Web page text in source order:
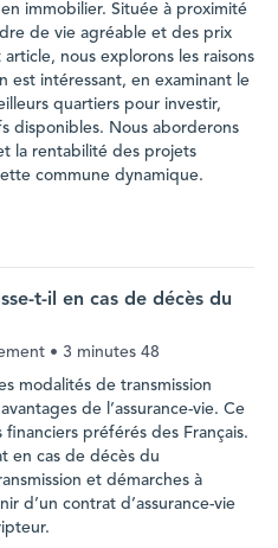
immobilier. Située à proximité
de vie agréable et des prix
nous explorons les raisons
est intéressant, en examinant le
quartiers pour investir,
disponibles. Nous aborderons
la rentabilité des projets
commune dynamique.
t-il en cas de décès du
• 3 minutes 48
modalités de transmission
de l’assurance-vie. Ce
préférés des Français.
en cas de décès du
et démarches à
d’un contrat d’assurance-vie